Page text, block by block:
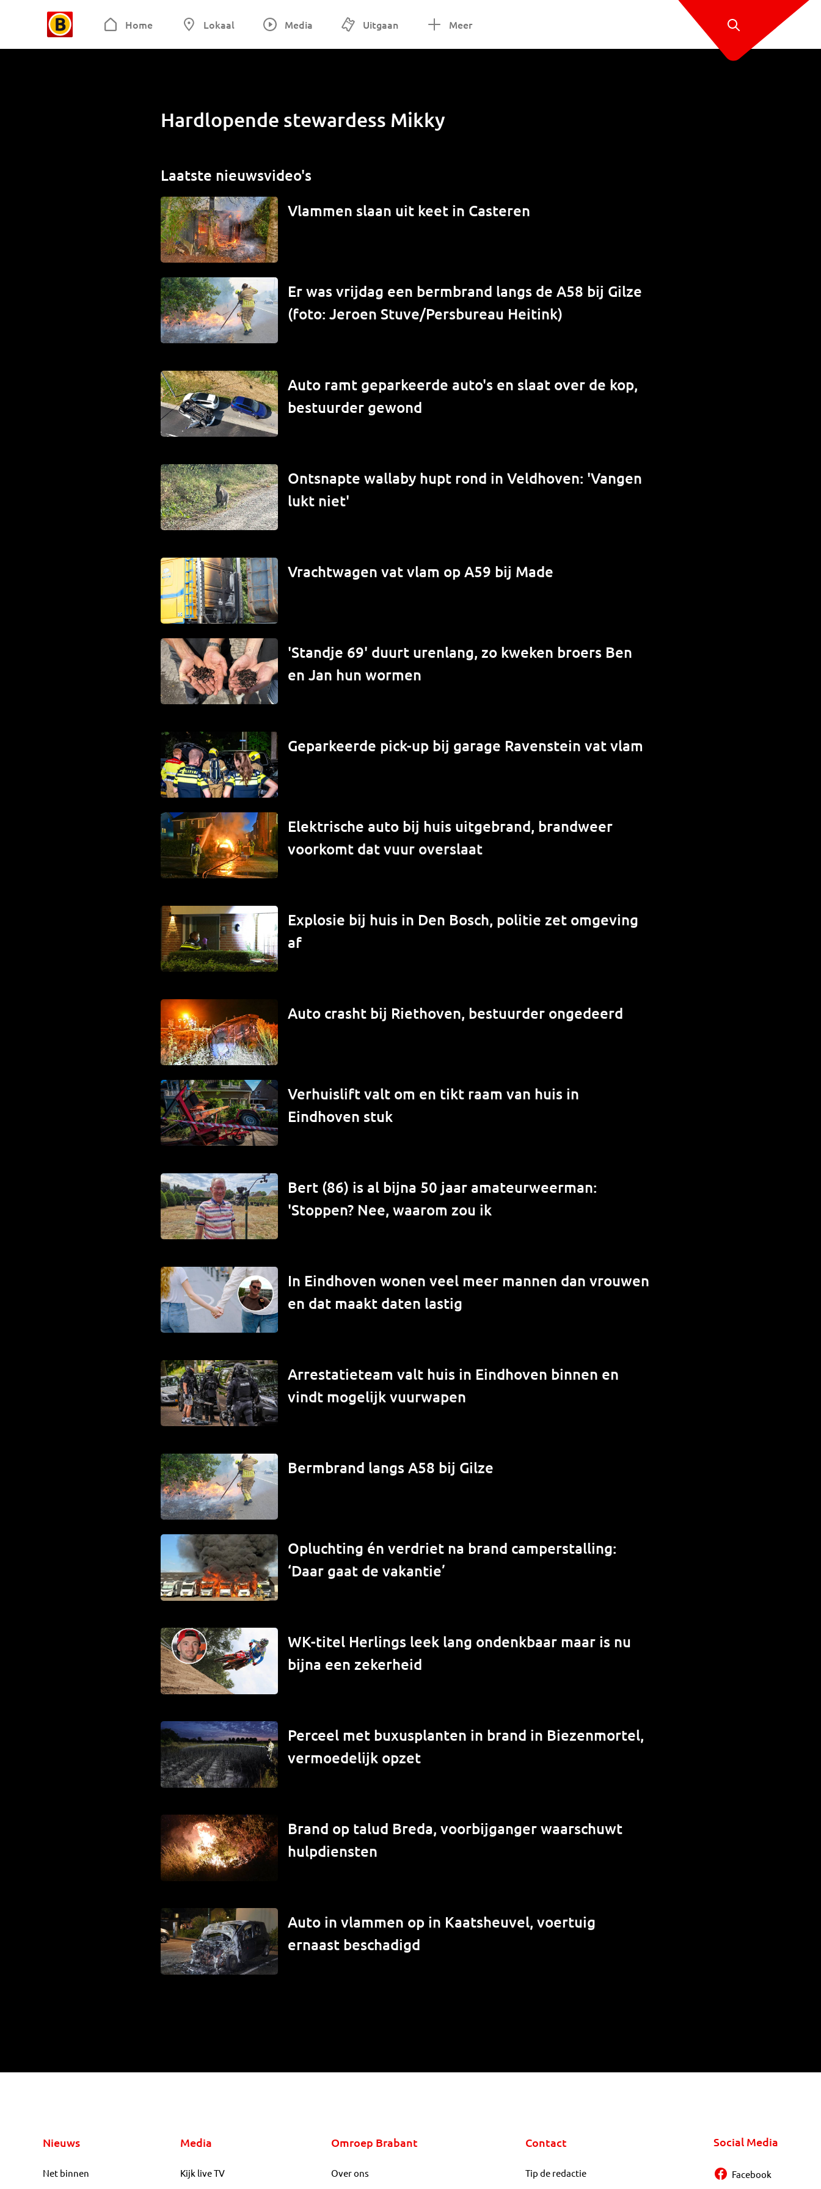
Home Lokaal Media Uitgaan Meer
Hardlopende stewardess Mikky
Laatste nieuwsvideo's
Vlammen slaan uit keet in Casteren
Er was vrijdag een bermbrand langs de A58 bij Gilze
(foto: Jeroen Stuve/Persbureau Heitink)
Auto ramt geparkeerde auto's en slaat over de kop,
bestuurder gewond
Ontsnapte wallaby hupt rond in Veldhoven: 'Vangen
lukt niet'
Vrachtwagen vat vlam op A59 bij Made
'Standje 69' duurt urenlang, zo kweken broers Ben
en Jan hun wormen
Geparkeerde pick-up bij garage Ravenstein vat vlam
Elektrische auto bij huis uitgebrand, brandweer
voorkomt dat vuur overslaat
Explosie bij huis in Den Bosch, politie zet omgeving
af
Auto crasht bij Riethoven, bestuurder ongedeerd
Verhuislift valt om en tikt raam van huis in
Eindhoven stuk
Bert (86) is al bijna 50 jaar amateurweerman:
'Stoppen? Nee, waarom zou ik
In Eindhoven wonen veel meer mannen dan vrouwen
en dat maakt daten lastig
Arrestatieteam valt huis in Eindhoven binnen en
vindt mogelijk vuurwapen
Bermbrand langs A58 bij Gilze
Opluchting én verdriet na brand camperstalling:
‘Daar gaat de vakantie’
WK-titel Herlings leek lang ondenkbaar maar is nu
bijna een zekerheid
Perceel met buxusplanten in brand in Biezenmortel,
vermoedelijk opzet
Brand op talud Breda, voorbijganger waarschuwt
hulpdiensten
Auto in vlammen op in Kaatsheuvel, voertuig
ernaast beschadigd
Nieuws
Net binnen
Media
Kijk live TV
Omroep Brabant
Over ons
Contact
Tip de redactie
Social Media
Facebook